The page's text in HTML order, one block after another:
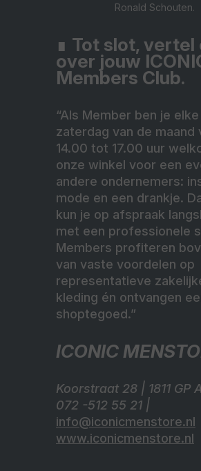
Ronald Schouten.
∎ Tot slot, vertel
over jouw
Members Club.
“Als Member ben je
zaterdag van de maand
14.00 tot 17.00 uur
onze winkel voor een
andere ondernemers:
mode en een drankje.
kun je op afspraak
met een professionele
Members profiteren
van vaste voordelen op
representatieve
kleding én ontvangen
shoptegoed.”
ICONIC
Koorstraat 28 | 1811 GP
072 -512 55 21 |
info@iconicmenstore.nl
www.iconicmenstore.nl